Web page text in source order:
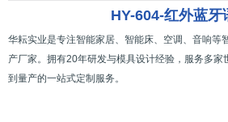
HY-604-红外蓝牙
华耘实业是专注智能家居、智能床、空调、音响等
产厂家。拥有20年研发与模具设计经验，服务多
到量产的一站式定制服务。